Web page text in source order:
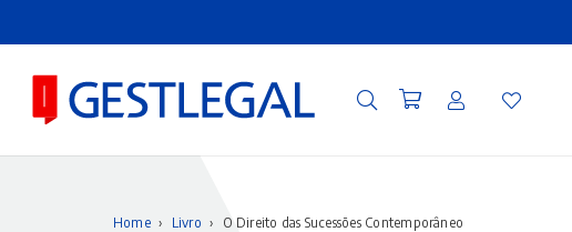
Home › Livro › O Direito das Sucessões Contemporâneo